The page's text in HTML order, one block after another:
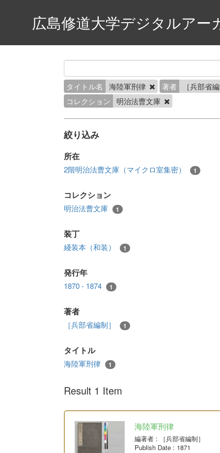
広島修道大学デジタルアー
タイトル名 海陸軍刑律 著者
［兵部省
コレクション
明治法曹文庫
絞り込み
所在
2階明治法曹文庫（マイクロ室集密） 1
コレクション
明治法曹文庫 1
装丁
綫装本（和装） 1
発行年
1870 - 1874 1
著者
［兵部省編制］ 1
タイトル
海陸軍刑律 1
Result 1 Item
海陸軍刑律
編著者 : ［兵部省編制］
Publish Date : 1871